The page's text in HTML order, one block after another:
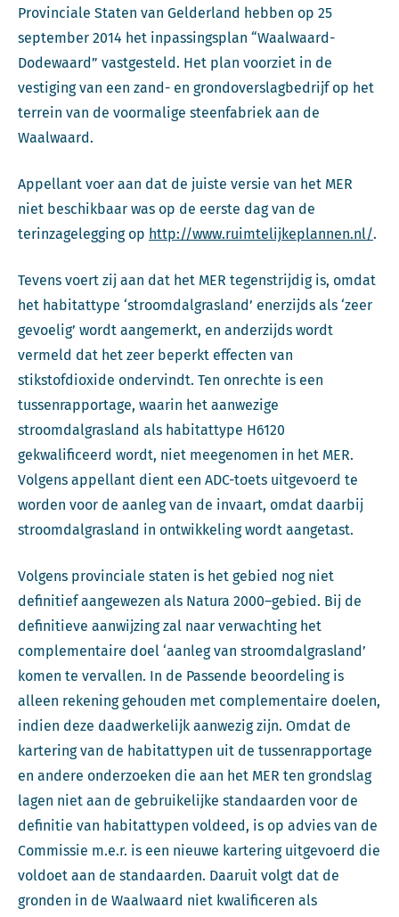
Provinciale Staten van Gelderland hebben op 25
september 2014 het inpassingsplan “Waalwaard-
Dodewaard” vastgesteld. Het plan voorziet in de
vestiging van een zand- en grondoverslagbedrijf op het
terrein van de voormalige steenfabriek aan de
Waalwaard.
Appellant voer aan dat de juiste versie van het MER
niet beschikbaar was op de eerste dag van de
terinzagelegging op http://www.ruimtelijkeplannen.nl/.
Tevens voert zij aan dat het MER tegenstrijdig is, omdat
het habitattype ‘stroomdalgrasland’ enerzijds als ‘zeer
gevoelig’ wordt aangemerkt, en anderzijds wordt
vermeld dat het zeer beperkt effecten van
stikstofdioxide ondervindt. Ten onrechte is een
tussenrapportage, waarin het aanwezige
stroomdalgrasland als habitattype H6120
gekwalificeerd wordt, niet meegenomen in het MER.
Volgens appellant dient een ADC-toets uitgevoerd te
worden voor de aanleg van de invaart, omdat daarbij
stroomdalgrasland in ontwikkeling wordt aangetast.
Volgens provinciale staten is het gebied nog niet
definitief aangewezen als Natura 2000–gebied. Bij de
definitieve aanwijzing zal naar verwachting het
complementaire doel ‘aanleg van stroomdalgrasland’
komen te vervallen. In de Passende beoordeling is
alleen rekening gehouden met complementaire doelen,
indien deze daadwerkelijk aanwezig zijn. Omdat de
kartering van de habitattypen uit de tussenrapportage
en andere onderzoeken die aan het MER ten grondslag
lagen niet aan de gebruikelijke standaarden voor de
definitie van habitattypen voldeed, is op advies van de
Commissie m.e.r. is een nieuwe kartering uitgevoerd die
voldoet aan de standaarden. Daaruit volgt dat de
gronden in de Waalwaard niet kwalificeren als